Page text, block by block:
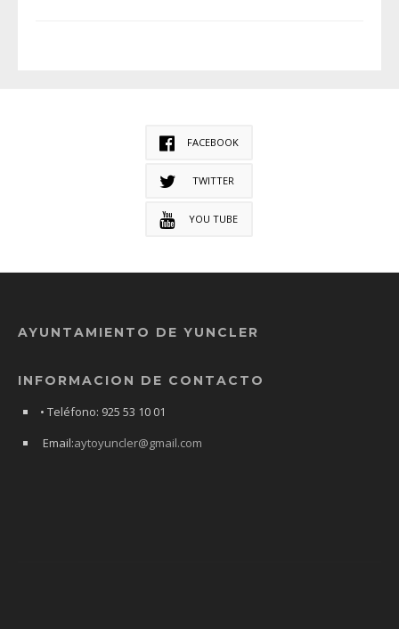
FACEBOOK
TWITTER
YOU TUBE
AYUNTAMIENTO DE YUNCLER
INFORMACION DE CONTACTO
• Teléfono: 925 53 10 01
Email:aytoyuncler@gmail.com